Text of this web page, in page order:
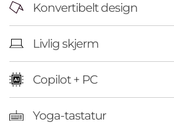
Konvertibelt design
Livlig skjerm
Copilot + PC
Yoga-tastatur